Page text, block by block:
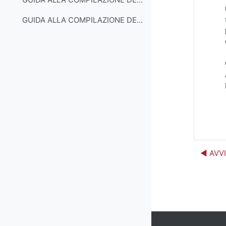
GUIDA ALLA COMPILAZIONE DEL PIANO DI STUDI PART-TIME
◀︎